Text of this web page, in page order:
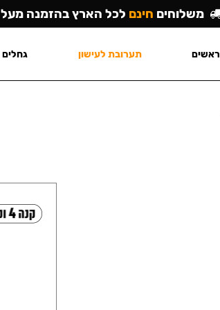
משלוחים חינם לכל הארץ בהזמנה מעל ₪449
ראשים תערובת לעישון גחלים